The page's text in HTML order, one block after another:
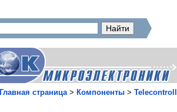
Главная страница> Компоненты >